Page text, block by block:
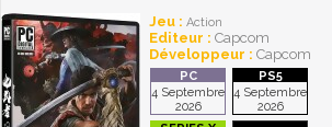
Jeu : Action
Editeur : Capcom
Développeur : Capcom
4 Septembre
2026
4 Septembre
2026